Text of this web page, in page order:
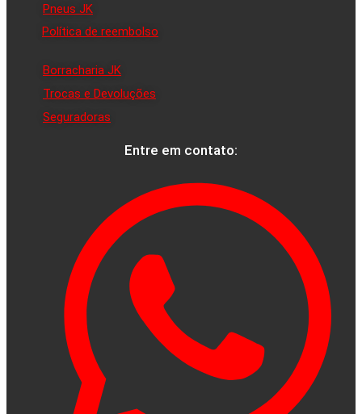
Pneus JK
Política de reembolso
Borracharia JK
Trocas e Devoluções
Seguradoras
Entre em contato: